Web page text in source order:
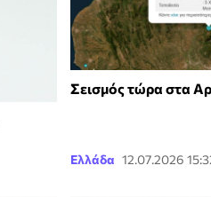
Σεισμός τώρα στα
Ελλάδα 12.07.2026